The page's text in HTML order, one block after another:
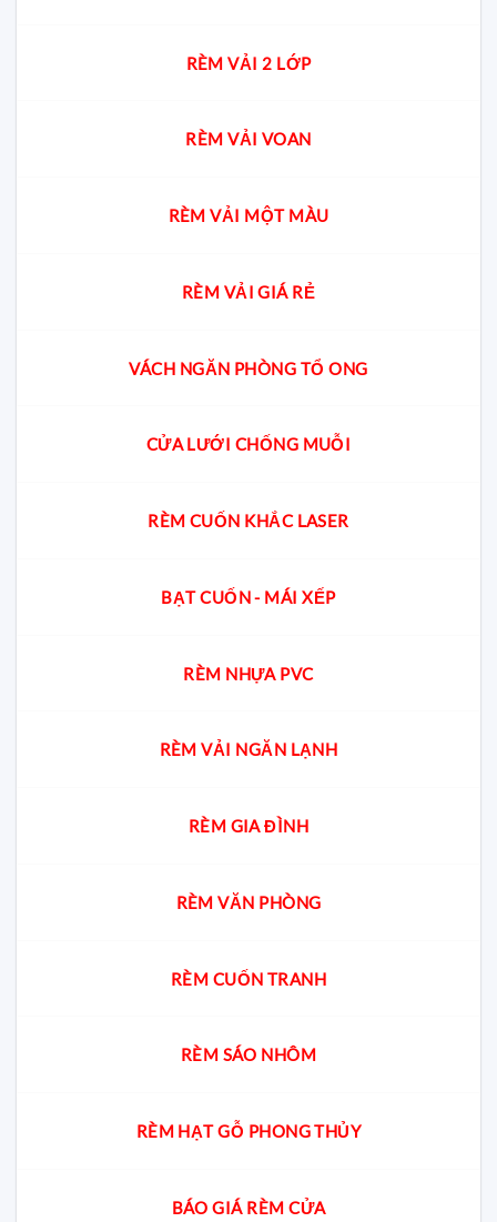
RÈM VẢI 2 LỚP
RÈM VẢI VOAN
RÈM VẢI MỘT MÀU
RÈM VẢI GIÁ RẺ
VÁCH NGĂN PHÒNG TỔ ONG
CỬA LƯỚI CHỐNG MUỖI
RÈM CUỐN KHẮC LASER
BẠT CUỐN - MÁI XẾP
RÈM NHỰA PVC
RÈM VẢI NGĂN LẠNH
RÈM GIA ĐÌNH
RÈM VĂN PHÒNG
RÈM CUỐN TRANH
RÈM SÁO NHÔM
RÈM HẠT GỖ PHONG THỦY
BÁO GIÁ RÈM CỬA